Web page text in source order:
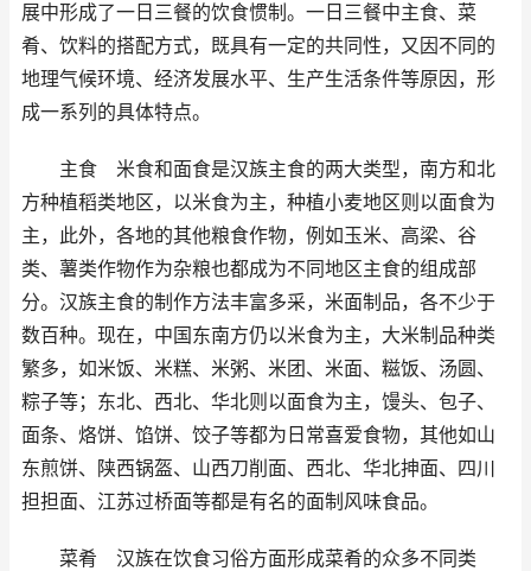
展中形成了一日三餐的饮食惯制。一日三餐中主食、菜
肴、饮料的搭配方式，既具有一定的共同性，又因不同的
地理气候环境、经济发展水平、生产生活条件等原因，形
成一系列的具体特点。
主食 米食和面食是汉族主食的两大类型，南方和北
方种植稻类地区，以米食为主，种植小麦地区则以面食为
主，此外，各地的其他粮食作物，例如玉米、高梁、谷
类、薯类作物作为杂粮也都成为不同地区主食的组成部
分。汉族主食的制作方法丰富多采，米面制品，各不少于
数百种。现在，中国东南方仍以米食为主，大米制品种类
繁多，如米饭、米糕、米粥、米团、米面、糍饭、汤圆、
粽子等；东北、西北、华北则以面食为主，馒头、包子、
面条、烙饼、馅饼、饺子等都为日常喜爱食物，其他如山
东煎饼、陕西锅盔、山西刀削面、西北、华北抻面、四川
担担面、江苏过桥面等都是有名的面制风味食品。
菜肴 汉族在饮食习俗方面形成菜肴的众多不同类